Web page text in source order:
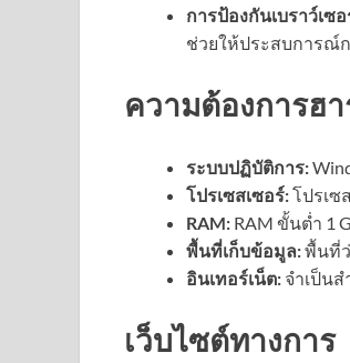
การป้องกันเบราว์เซอ
ช่วยให้ประสบการณ์
ความต้องการฮ
ระบบปฏิบัติการ:
โปรเซสเซอร์:โปรเซ
RAM: RAM ขั้นต่ำ 1
พื้นที่เก็บข้อมูล:พื้นที่
อินเทอร์เน็ต: จำเป็น
เว็บไซต์ทางการ